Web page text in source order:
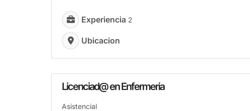
Experiencia 2
Ubicacion
Licenciad@ en Enfermeria
Asistencial